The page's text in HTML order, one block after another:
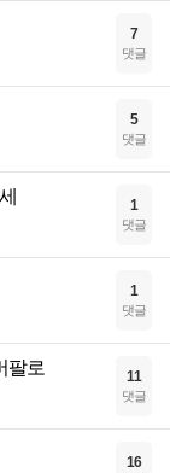
7
댓글
5
댓글
1
댓글
1
댓글
팔로 11
댓글
16